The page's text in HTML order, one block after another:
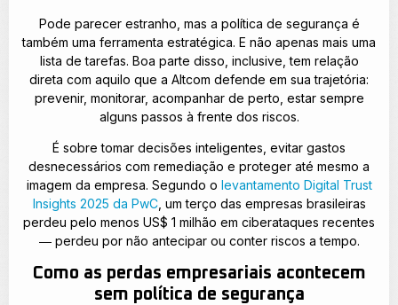
Pode parecer estranho, mas a política de segurança é
também uma ferramenta estratégica. E não apenas mais uma
lista de tarefas. Boa parte disso, inclusive, tem relação
direta com aquilo que a Altcom defende em sua trajetória:
prevenir, monitorar, acompanhar de perto, estar sempre
alguns passos à frente dos riscos.
É sobre tomar decisões inteligentes, evitar gastos
desnecessários com remediação e proteger até mesmo a
imagem da empresa. Segundo o levantamento Digital Trust
Insights 2025 da PwC, um terço das empresas brasileiras
perdeu pelo menos US$ 1 milhão em ciberataques recentes
― perdeu por não antecipar ou conter riscos a tempo.
Como as perdas empresariais acontecem
sem política de segurança